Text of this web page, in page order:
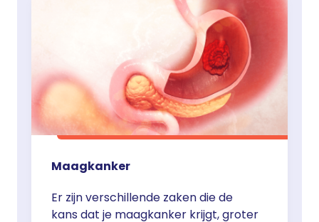
leukemie/">Continued</a>
Maagkanker
Er zijn verschillende zaken die de
kans dat je maagkanker krijgt, groter